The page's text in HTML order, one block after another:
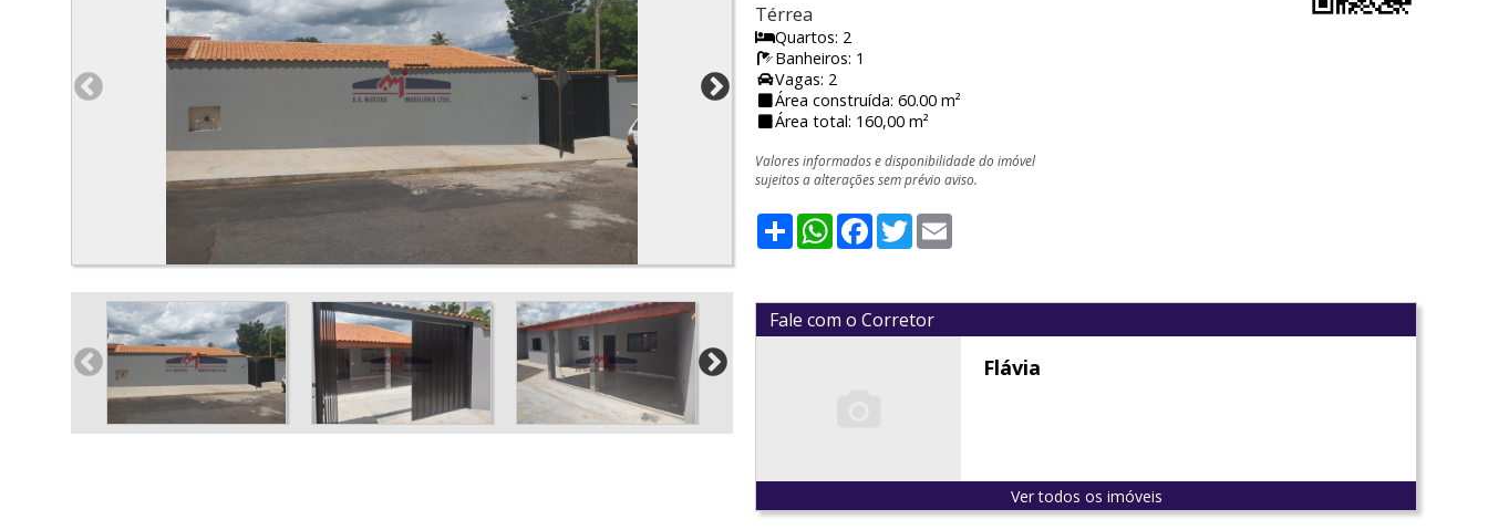
Térrea
Quartos: 2
Banheiros: 1
Vagas: 2
Área construída: 60.00 m²
Área total: 160,00 m²
Valores informados e disponibilidade do imóvel
sujeitos a alterações sem prévio aviso.
ShareWhatsApp
Facebook
Twitter
Fale com o Corretor
Flávia
Ver todos os imóveis